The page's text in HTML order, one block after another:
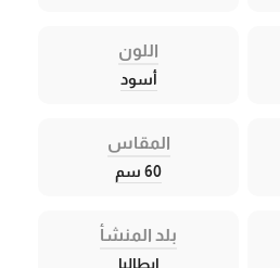
اللون
أسود
المقاس
60 سم
بلد المنشأ
إيطاليا